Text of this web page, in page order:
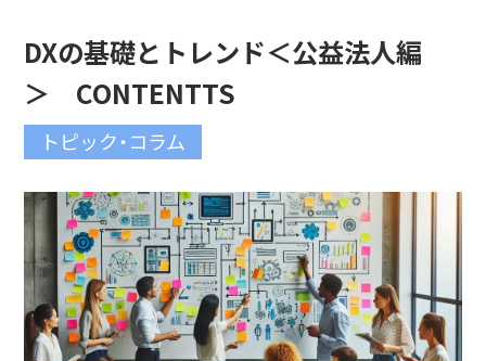
DXの基礎とトレンド＜公益法人編
＞ CONTENTTS
トピック・コラム